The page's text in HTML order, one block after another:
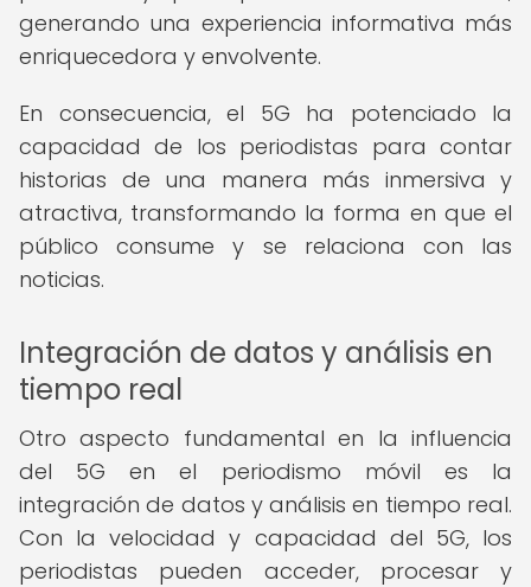
generando una experiencia informativa más
enriquecedora y envolvente.
En consecuencia, el 5G ha potenciado la
capacidad de los periodistas para contar
historias de una manera más inmersiva y
atractiva, transformando la forma en que el
público consume y se relaciona con las
noticias.
Integración de datos y análisis en
tiempo real
Otro aspecto fundamental en la influencia
del 5G en el periodismo móvil es la
integración de datos y análisis en tiempo real.
Con la velocidad y capacidad del 5G, los
periodistas pueden acceder, procesar y